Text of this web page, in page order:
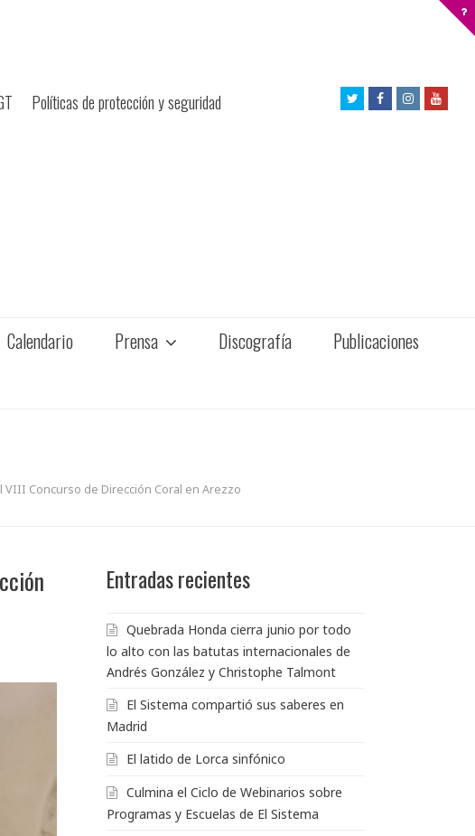
Políticas de protección y seguridad
TwitterFacebookInstagram
Calendario Prensa Discografía Publicaciones
Concurso de Dirección Coral en Arezzo
Entradas recientes
Quebrada Honda cierra junio por todo
lo alto con las batutas internacionales de
Andrés González y Christophe Talmont
El Sistema compartió sus saberes en
Madrid
El latido de Lorca sinfónico
Culmina el Ciclo de Webinarios sobre
Programas y Escuelas de El Sistema